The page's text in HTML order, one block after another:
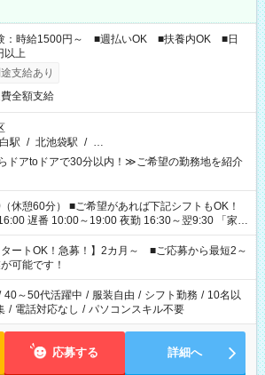
：時給1500円～ ■週払いOK ■扶養内OK ■日
以上
支給あり
全額支給
駅 / 北池袋駅 / …
ドアtoドアで30分以内！≫ご希望の勤務地を紹介
望があれば下記シフトもOK！
遅番 10:00～19:00 夜勤 16:30～翌9:30 「家族
せたい」 「余裕を持って夕飯の準備がしたい」
業はしたくない」 など、ご希望を教えてください
お仕事の勤務時間。 合計で週40時間を超える場
ません。
タートOK！急募！】2カ月～ ■ご応募から最短2～
可能です！
40～50代活躍中 / 服装自由 / シフト勤務 / 10名以
/ 電話対応なし / パソコンスキル不要
応募する 詳細へ